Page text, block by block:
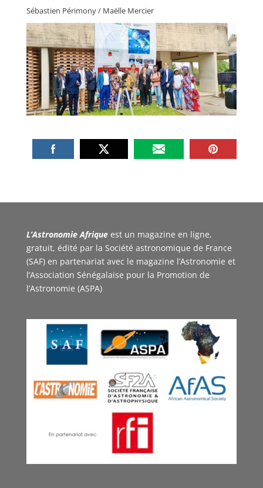
Sébastien Périmony / Maëlle Mercier
L’Astronomie Afrique est un magazine en ligne,
gratuit, édité par la Société astronomique de France
(SAF) en partenariat avec le magazine l’Astronomie et
l’Association Sénégalaise pour la Promotion de
l’Astronomie (ASPA)